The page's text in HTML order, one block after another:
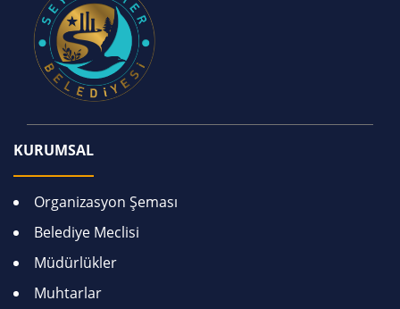
KURUMSAL
Organizasyon Şeması
Belediye Meclisi
Müdürlükler
Muhtarlar